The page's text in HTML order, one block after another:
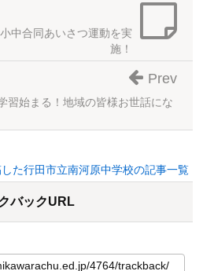
中合同あいさつ運動を実
施！
習始まる！地域の皆様お世話にな
Prev
た行田市立南河原中学校の記事一覧
バックURL